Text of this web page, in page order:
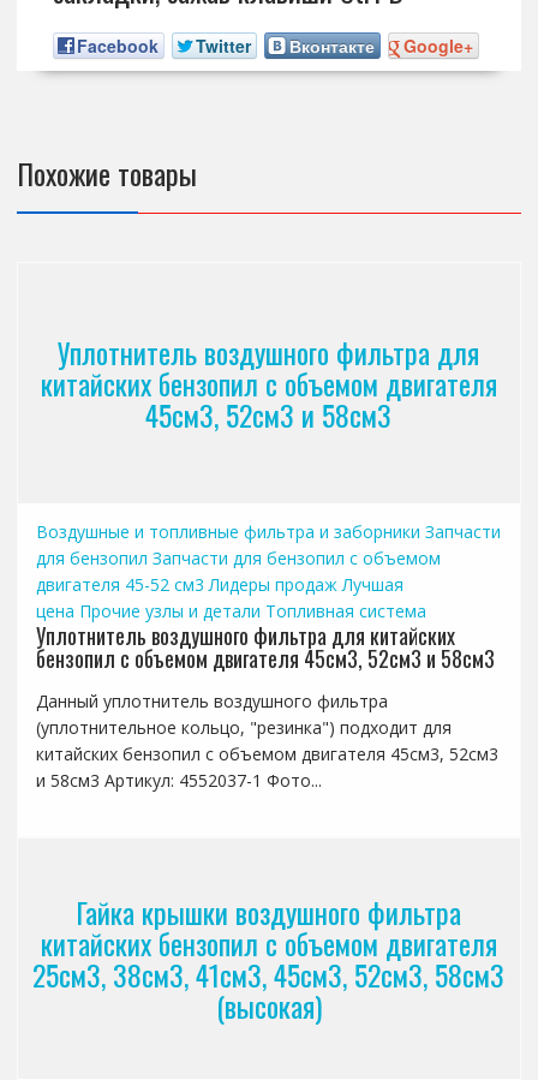
Facebook Twitter Вконтакте Google+
Похожие товары
Уплотнитель воздушного фильтра для
китайских бензопил с объемом двигателя
45см3, 52см3 и 58см3
Воздушные и топливные фильтра и заборники Запчасти
для бензопил Запчасти для бензопил с объемом
двигателя 45-52 см3 Лидеры продаж Лучшая
цена Прочие узлы и детали Топливная система
Уплотнитель воздушного фильтра для китайских
бензопил с объемом двигателя 45см3, 52см3 и 58см3
Данный уплотнитель воздушного фильтра
(уплотнительное кольцо, "резинка") подходит для
китайских бензопил с объемом двигателя 45см3, 52см3
и 58см3 Артикул: 4552037-1 Фото...
Гайка крышки воздушного фильтра
китайских бензопил с объемом двигателя
25см3, 38см3, 41см3, 45см3, 52см3, 58см3
(высокая)